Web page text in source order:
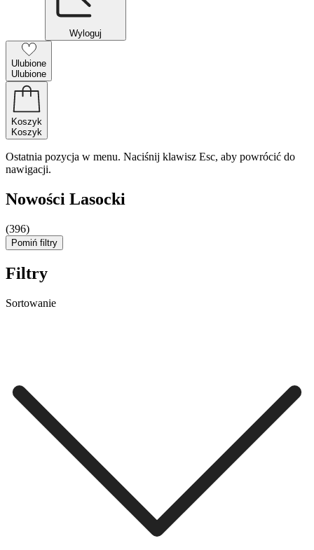
Wyloguj
Ulubione
Ulubione
Koszyk
Koszyk
Ostatnia pozycja w menu. Naciśnij klawisz Esc, aby powrócić do
nawigacji.
Nowości Lasocki
(396)
Pomiń filtry
Filtry
Sortowanie